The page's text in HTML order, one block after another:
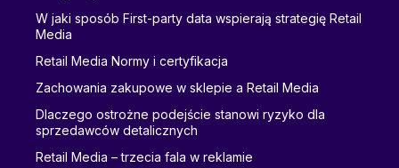
W jaki sposób First-party data wspierają strategię Retail
Media
Retail Media Normy i certyfikacja
Zachowania zakupowe w sklepie a Retail Media
Dlaczego ostrożne podejście stanowi ryzyko dla
sprzedawców detalicznych
Retail Media – trzecia fala w reklamie